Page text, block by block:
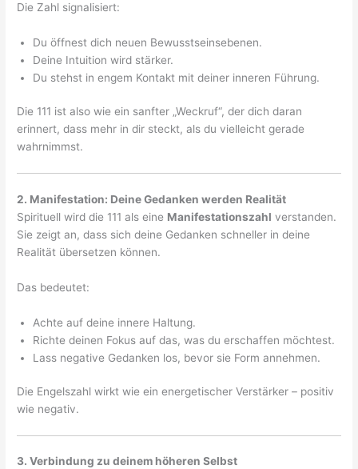
Die Zahl signalisiert:
Du öffnest dich neuen Bewusstseinsebenen.
Deine Intuition wird stärker.
Du stehst in engem Kontakt mit deiner inneren Führung.
Die 111 ist also wie ein sanfter „Weckruf“, der dich daran
erinnert, dass mehr in dir steckt, als du vielleicht gerade
wahrnimmst.
2. Manifestation: Deine Gedanken werden Realität
Spirituell wird die 111 als eine Manifestationszahl verstanden.
Sie zeigt an, dass sich deine Gedanken schneller in deine
Realität übersetzen können.
Das bedeutet:
Achte auf deine innere Haltung.
Richte deinen Fokus auf das, was du erschaffen möchtest.
Lass negative Gedanken los, bevor sie Form annehmen.
Die Engelszahl wirkt wie ein energetischer Verstärker – positiv
wie negativ.
3. Verbindung zu deinem höheren Selbst